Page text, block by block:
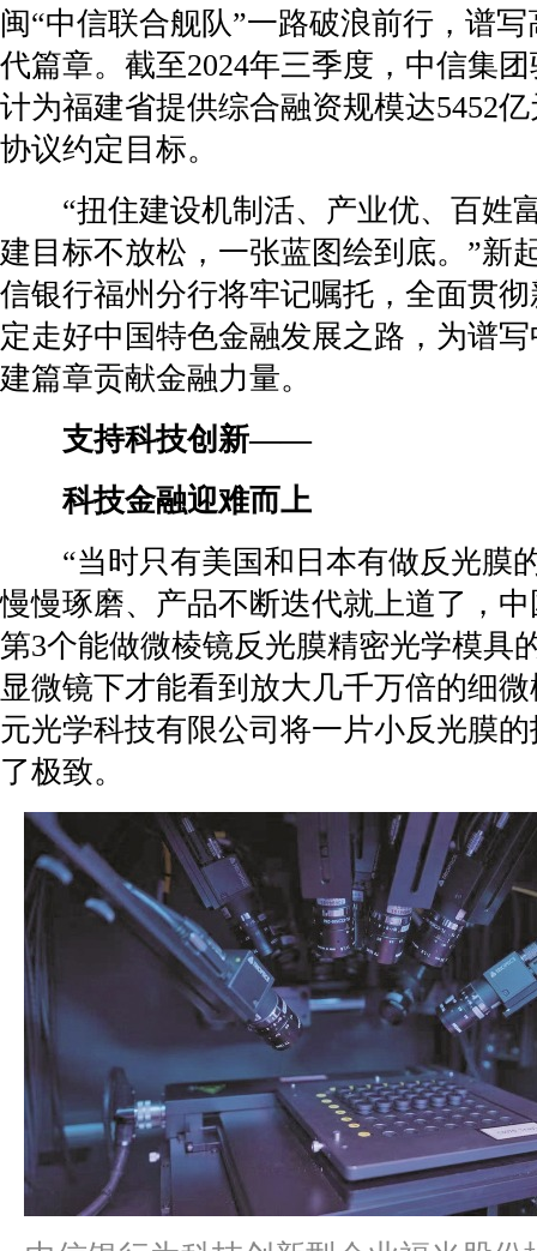
闽“中信联合舰队”一路破浪前行，谱
代篇章。截至2024年三季度，中信集
计为福建省提供综合融资规模达5452
协议约定目标。
“扭住建设机制活、产业优、百姓
建目标不放松，一张蓝图绘到底。”新
信银行福州分行将牢记嘱托，全面贯
定走好中国特色金融发展之路，为谱
建篇章贡献金融力量。
支持科技创新——
科技金融迎难而上
“当时只有美国和日本有做反光膜
慢慢琢磨、产品不断迭代就上道了，
第3个能做微棱镜反光膜精密光学模具
显微镜下才能看到放大几千万倍的细
元光学科技有限公司将一片小反光膜
了极致。